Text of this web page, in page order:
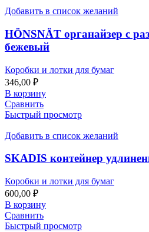
Добавить в список желаний
HÖNSNÄT органайзер с
бежевый
Коробки и лотки для бумаг
346,00 ₽
В корзину
Сравнить
Быстрый просмотр
Добавить в список желаний
SKADIS контейнер
Коробки и лотки для бумаг
600,00 ₽
В корзину
Сравнить
Быстрый просмотр